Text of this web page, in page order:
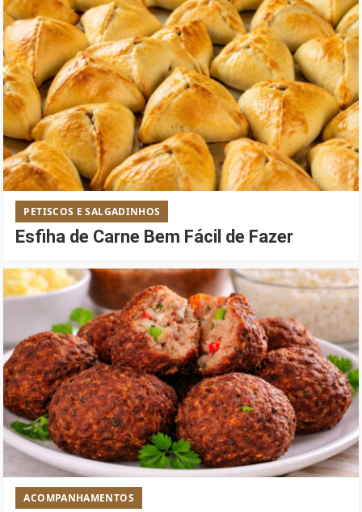
PETISCOS E SALGADINHOS
Esfiha de Carne Bem Fácil de Fazer
ACOMPANHAMENTOS